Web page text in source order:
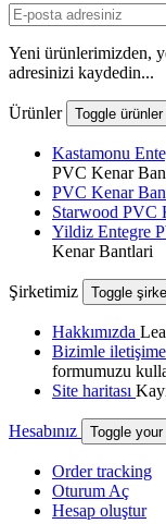
Yeni ürünlerimizden,
adresinizi kaydedin...
Ürünler Toggle
Kastamonu
PVC Kenar
PVC Kenar
Starwood PVC
Yildiz Entegre
Kenar Bantlari
Şirketimiz Toggle
Hakkımızda
Bizimle
formumuzu
Site haritası
Hesabınız Toggle
Order tracking
Oturum Aç
Hesap oluştur